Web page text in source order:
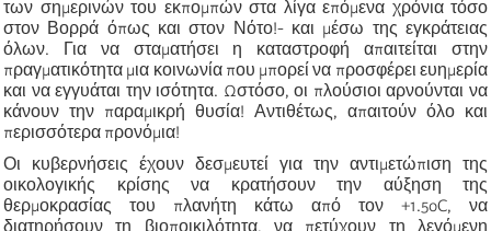
των σημερινών του εκπομπών στα λίγα επόμενα χρόνια τόσο
στον Βορρά όπως και στον Νότο!- και μέσω της εγκράτειας
όλων. Για να σταματήσει η καταστροφή απαιτείται στην
πραγματικότητα μια κοινωνία που μπορεί να προσφέρει ευημερία
και να εγγυάται την ισότητα. Ωστόσο, οι πλούσιοι αρνούνται να
κάνουν την παραμικρή θυσία! Αντιθέτως, απαιτούν όλο και
περισσότερα προνόμια!
Οι κυβερνήσεις έχουν δεσμευτεί για την αντιμετώπιση της
οικολογικής κρίσης να κρατήσουν την αύξηση της
θερμοκρασίας του πλανήτη κάτω από τον +1.5oC, να
διατηρήσουν τη βιοποικιλότητα, να πετύχουν τη λεγόμενη